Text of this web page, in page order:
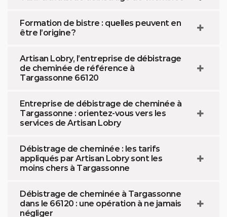
Formation de bistre : quelles peuvent en
être l’origine ?
Artisan Lobry, l’entreprise de débistrage
de cheminée de référence à
Targassonne 66120
Entreprise de débistrage de cheminée à
Targassonne : orientez-vous vers les
services de Artisan Lobry
Débistrage de cheminée : les tarifs
appliqués par Artisan Lobry sont les
moins chers à Targassonne
Débistrage de cheminée à Targassonne
dans le 66120 : une opération à ne jamais
négliger